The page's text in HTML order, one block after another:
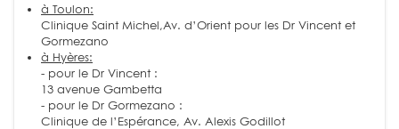
à Toulon:
Clinique Saint Michel,Av. d’Orient pour les Dr Vincent et
Gormezano
à Hyères:
- pour le Dr Vincent :
13 avenue Gambetta
- pour le Dr Gormezano :
Clinique de l’Espérance, Av. Alexis Godillot